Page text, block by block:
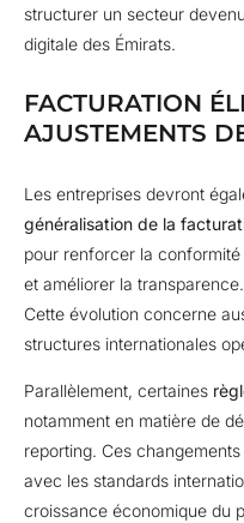
structurer un secteur
digitale des Émirats.
FACTURATION
AJUSTEMENTS
Les entreprises devront
généralisation de la
pour renforcer la
et améliorer la transparence.
Cette évolution concerne
structures internationales
Parallèlement, certaines
notamment en matière de
reporting. Ces
avec les standards
croissance économique du